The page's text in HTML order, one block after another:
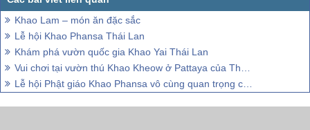
Khao Lam – món ăn đặc sắc
Lễ hội Khao Phansa Thái Lan
Khám phá vườn quốc gia Khao Yai Thái Lan
Vui chơi tại vườn thú Khao Kheow ở Pattaya của Thái Lan .
Lễ hội Phật giáo Khao Phansa vô cùng quan trọng của Thái Lan